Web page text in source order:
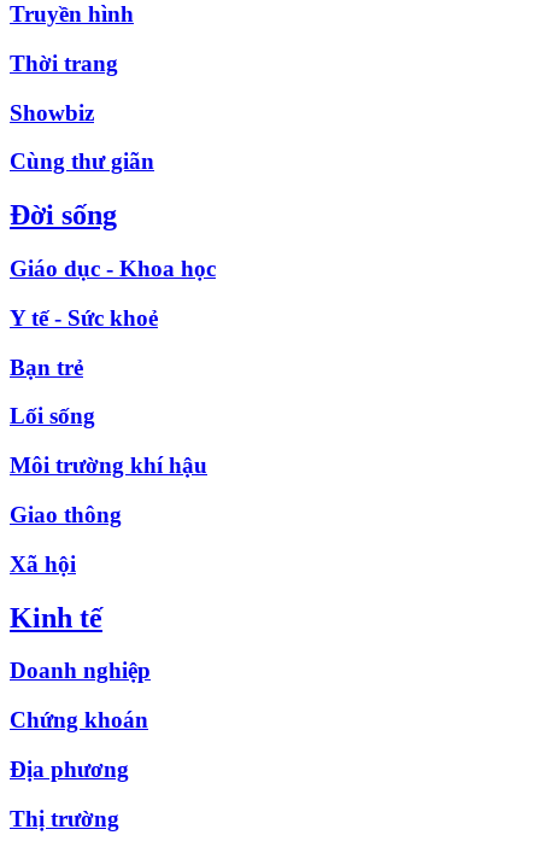
Truyền hình
Thời trang
Showbiz
Cùng thư giãn
Đời sống
Giáo dục - Khoa học
Y tế - Sức khoẻ
Bạn trẻ
Lối sống
Môi trường khí hậu
Giao thông
Xã hội
Kinh tế
Doanh nghiệp
Chứng khoán
Địa phương
Thị trường